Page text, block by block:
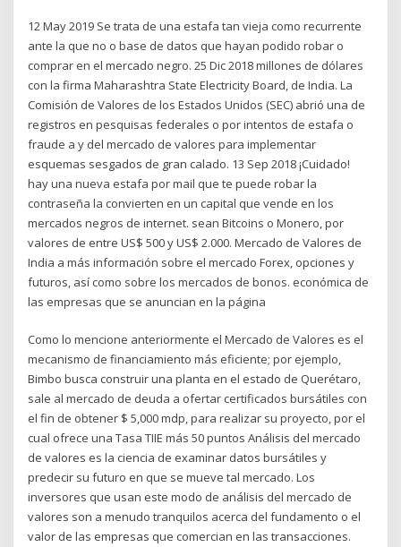
12 May 2019 Se trata de una estafa tan vieja como recurrente
ante la que no o base de datos que hayan podido robar o
comprar en el mercado negro. 25 Dic 2018 millones de dólares
con la firma Maharashtra State Electricity Board, de India. La
Comisión de Valores de los Estados Unidos (SEC) abrió una de
registros en pesquisas federales o por intentos de estafa o
fraude a y del mercado de valores para implementar
esquemas sesgados de gran calado. 13 Sep 2018 ¡Cuidado!
hay una nueva estafa por mail que te puede robar la
contraseña la convierten en un capital que vende en los
mercados negros de internet. sean Bitcoins o Monero, por
valores de entre US$ 500 y US$ 2.000. Mercado de Valores de
India a más información sobre el mercado Forex, opciones y
futuros, así como sobre los mercados de bonos. económica de
las empresas que se anuncian en la página
Como lo mencione anteriormente el Mercado de Valores es el
mecanismo de financiamiento más eficiente; por ejemplo,
Bimbo busca construir una planta en el estado de Querétaro,
sale al mercado de deuda a ofertar certificados bursátiles con
el fin de obtener $ 5,000 mdp, para realizar su proyecto, por el
cual ofrece una Tasa TIIE más 50 puntos Análisis del mercado
de valores es la ciencia de examinar datos bursátiles y
predecir su futuro en que se mueve tal mercado. Los
inversores que usan este modo de análisis del mercado de
valores son a menudo tranquilos acerca del fundamento o el
valor de las empresas que comercian en las transacciones.